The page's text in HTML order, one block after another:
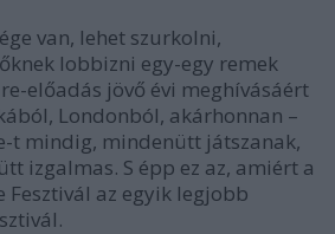
van, lehet szurkolni,
lobbizni egy-egy remek
előadás jövő évi meghívásáért
Londonból, akárhonnan –
t mindig, mindenütt játszanak,
izgalmas. S épp ez az, amiért a
Fesztivál az egyik legjobb